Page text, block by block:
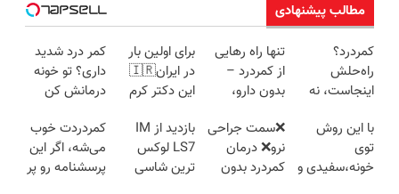
مطالب پیشنهادی
کمردرد؟
راه‌حلش
اینجاست، نه
تنها راه رهایی
از کمردرد –
بدون دارو،
«فرم پر کن»
برای اولین بار
در ایران🇮🇷
این دکتر کرم
روزه ساخت!
کمر درد شدید
داری؟ تو خونه
درمانش کن
رو پرکن)
با این روش
توی
خونه،سفیدی و
❌سمت جراحی
نرو❌ درمان
کمردرد بدون
بازدید از IM
LS7 لوکس
ترین شاسی
کمردردت خوب
می‌شه، اگر این
پرسشنامه رو پر